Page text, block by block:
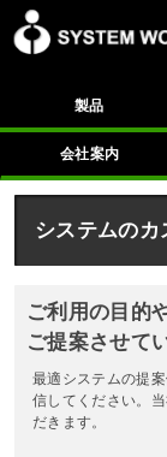
製品
会社案内
システムの
ご利用の目的
ご提案させて
最適システムの提
信してください。
だきます。